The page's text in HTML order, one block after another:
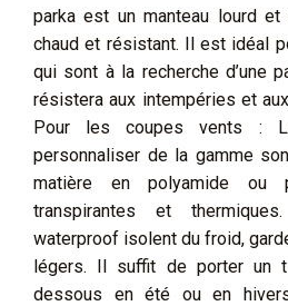
parka est un manteau lourd et
chaud et résistant. Il est idéal
qui sont à la recherche d’une
résistera aux intempéries et
Pour les coupes vents :
personnaliser de la gamme
matière en polyamide ou
transpirantes et
waterproof isolent du froid,
légers. Il suffit de porter un
dessous en été ou en